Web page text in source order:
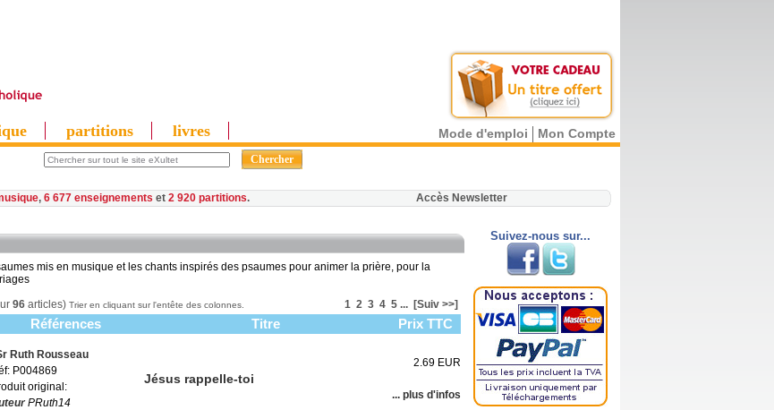
partitions livres Mode d'emploi Mon Compte
, 6 677 enseignements et 2 920 partitions. Accès Newsletter
mis en musique et les chants inspirés des psaumes pour animer la prière, pour la
96 articles) Trier en cliquant sur l'entête des colonnes. 1 2 3 4 5 ... [Suiv >>]
Références Titre Prix TTC
Ruth Rousseau
P004869
original:
PRuth14
Jésus rappelle-toi
2.69 EUR
... plus d'infos
Suivez-nous sur...